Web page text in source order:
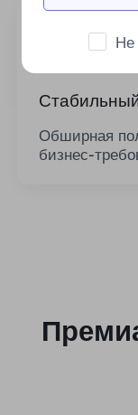
Обширная
бизнес-
Не